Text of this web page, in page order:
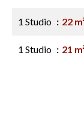
1 Studio 22
1 Studio 21